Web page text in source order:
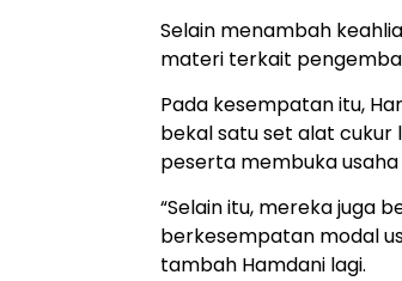
Selain menambah
materi terkait
Pada kesempatan itu,
bekal satu set alat cukur
peserta membuka usaha
“Selain itu, mereka juga
berkesempatan modal
tambah Hamdani lagi.